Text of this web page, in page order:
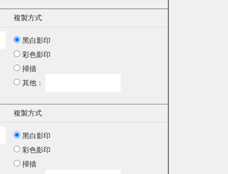
複製方式
黑白影印
彩色影印
掃描
其他：
複製方式
黑白影印
彩色影印
掃描